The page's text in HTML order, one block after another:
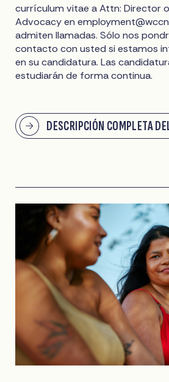
currículum vitae a Attn: Director
Advocacy en
admiten llamadas. Sólo nos
contacto con usted si estamos
en su candidatura. Las
estudiarán de forma continua.
DESCRIPCIÓN COMPLETA